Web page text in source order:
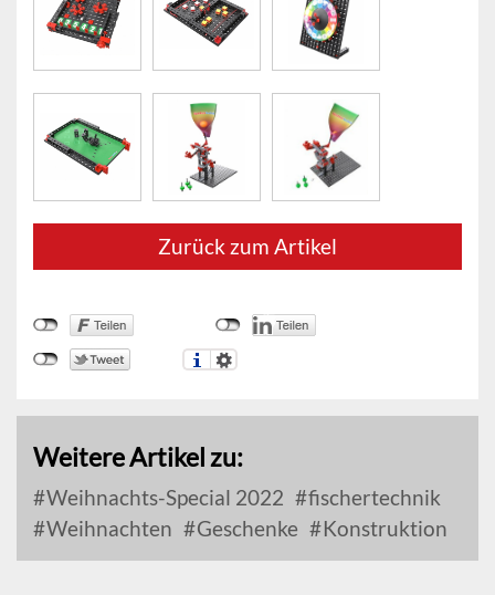
Zurück zum Artikel
Weitere Artikel zu:
Weihnachts-Special 2022
fischertechnik
Weihnachten
Geschenke Konstruktion